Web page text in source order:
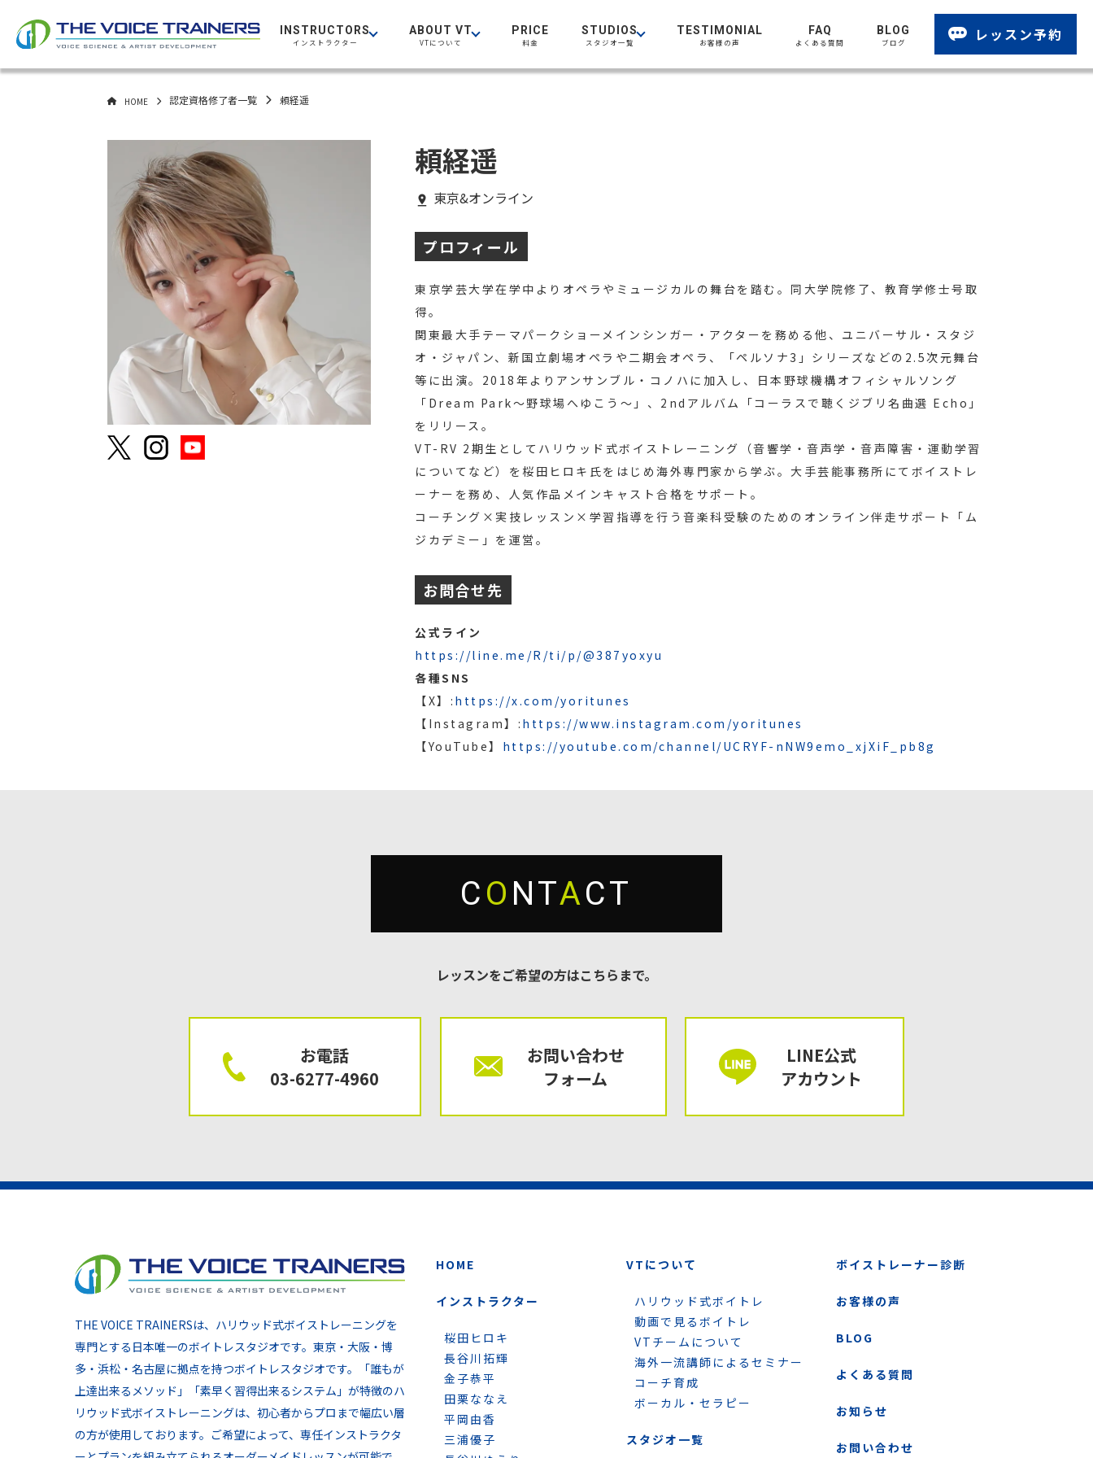
INSTRUCTORS
インストラクター
ABOUT VT
VTについて
PRICE
料金
STUDIOS
スタジオ一覧
TESTIMONIAL
お客様の声
FAQ
よくある質問
BLOG
ブログ レッスン予約
HOME 認定資格修了者一覧 頼経遥
頼経遥
東京&オンライン
プロフィール
東京学芸大学在学中よりオペラやミュージカルの舞台を踏む。同大学院修了、教育学修士号取
得。
関東最大手テーマパークショーメインシンガー・アクターを務める他、ユニバーサル・スタジ
オ・ジャパン、新国立劇場オペラや二期会オペラ、「ペルソナ3」シリーズなどの2.5次元舞台
等に出演。2018年よりアンサンブル・コノハに加入し、日本野球機構オフィシャルソング
「Dream Park～野球場へゆこう～」、2ndアルバム「コーラスで聴くジブリ名曲選 Echo」
をリリース。
VT-RV 2期生としてハリウッド式ボイストレーニング（音響学・音声学・音声障害・運動学習
についてなど）を桜田ヒロキ氏をはじめ海外専門家から学ぶ。大手芸能事務所にてボイストレ
ーナーを務め、人気作品メインキャスト合格をサポート。
コーチング×実技レッスン×学習指導を行う音楽科受験のためのオンライン伴走サポート「ム
ジカデミー」を運営。
お問合せ先
公式ライン
https://line.me/R/ti/p/@387yoxyu
各種SNS
【X】: https://x.com/yoritunes
【Instagram】: https://www.instagram.com/yoritunes
【YouTube】 https://youtube.com/channel/UCRYF-nNW9emo_xjXiF_pb8g
CO NTACT
レッスンをご希望の方はこちらまで。
お電話
03-6277-4960
お問い合わせ
フォーム
LINE公式
アカウント
THE VOICE TRAINERSは、ハリウッド式ボイストレーニングを
専門とする日本唯一のボイトレスタジオです。東京・大阪・博
多・浜松・名古屋に拠点を持つボイトレスタジオです。「誰もが
上達出来るメソッド」「素早く習得出来るシステム」が特徴のハ
リウッド式ボイストレーニングは、初心者からプロまで幅広い層
の方が使用しております。ご希望によって、専任インストラクタ
HOME
インストラクター
桜田ヒロキ
長谷川拓輝
金子恭平
田栗ななえ
平岡由香
三浦優子
VTについて
ハリウッド式ボイトレ
動画で見るボイトレ
VTチームについて
海外一流講師によるセミナー
コーチ育成
ボーカル・セラピー
スタジオ一覧
ボイストレーナー診断
お客様の声
BLOG
よくある質問
お知らせ
お問い合わせ